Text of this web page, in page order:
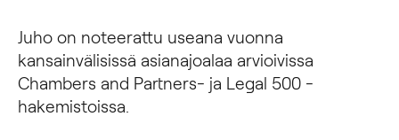
Juho on noteerattu useana vuonna
kansainvälisissä asianajoalaa arvioivissa
Chambers and Partners- ja Legal 500 -
hakemistoissa.